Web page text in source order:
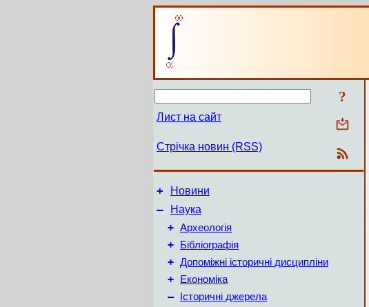
?
Лист на сайт
Стрічка новин (RSS)
+ Новини
–
Наука
+ Археологія
+ Бібліографія
+ Допоміжні історичні дисципліни
+ Економіка
– Історичні джерела